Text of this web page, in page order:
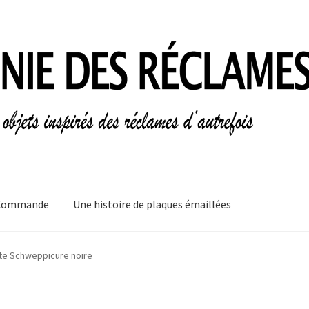
Une histoire de plaques émaillées
Informations légales
Schweppicure noire